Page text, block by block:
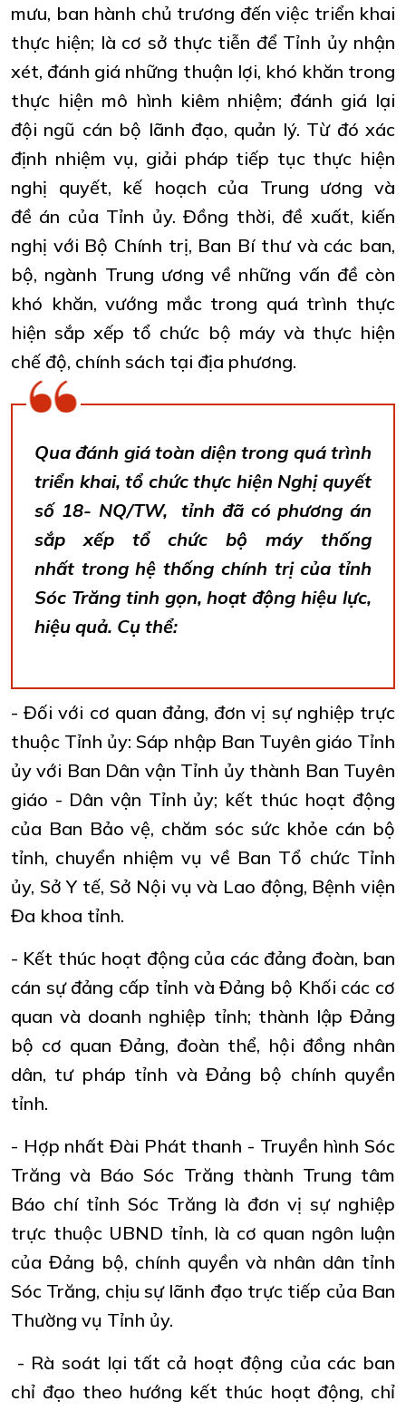
mưu, ban hành chủ trương đến việc triển khai
thực hiện; là cơ sở thực tiễn để Tỉnh ủy nhận
xét, đánh giá những thuận lợi, khó khăn trong
thực hiện mô hình kiêm nhiệm; đánh giá lại
đội ngũ cán bộ lãnh đạo, quản lý. Từ đó xác
định nhiệm vụ, giải pháp tiếp tục thực hiện
nghị quyết, kế hoạch của Trung ương và
đề án của Tỉnh ủy. Đồng thời, đề xuất, kiến
nghị với Bộ Chính trị, Ban Bí thư và các ban,
bộ, ngành Trung ương về những vấn đề còn
khó khăn, vướng mắc trong quá trình thực
hiện sắp xếp tổ chức bộ máy và thực hiện
chế độ, chính sách tại địa phương.
Qua đánh giá toàn diện trong quá trình
triển khai, tổ chức thực hiện Nghị quyết
số 18- NQ/TW, tỉnh đã có phương án
sắp xếp tổ chức bộ máy thống
nhất trong hệ thống chính trị của tỉnh
Sóc Trăng tinh gọn, hoạt động hiệu lực,
hiệu quả. Cụ thể:
- Đối với cơ quan đảng, đơn vị sự nghiệp trực
thuộc Tỉnh ủy: Sáp nhập Ban Tuyên giáo Tỉnh
ủy với Ban Dân vận Tỉnh ủy thành Ban Tuyên
giáo - Dân vận Tỉnh ủy; kết thúc hoạt động
của Ban Bảo vệ, chăm sóc sức khỏe cán bộ
tỉnh, chuyển nhiệm vụ về Ban Tổ chức Tỉnh
ủy, Sở Y tế, Sở Nội vụ và Lao động, Bệnh viện
Đa khoa tỉnh.
- Kết thúc hoạt động của các đảng đoàn, ban
cán sự đảng cấp tỉnh và Đảng bộ Khối các cơ
quan và doanh nghiệp tỉnh; thành lập Đảng
bộ cơ quan Đảng, đoàn thể, hội đồng nhân
dân, tư pháp tỉnh và Đảng bộ chính quyền
tỉnh.
- Hợp nhất Đài Phát thanh - Truyền hình Sóc
Trăng và Báo Sóc Trăng thành Trung tâm
Báo chí tỉnh Sóc Trăng là đơn vị sự nghiệp
trực thuộc UBND tỉnh, là cơ quan ngôn luận
của Đảng bộ, chính quyền và nhân dân tỉnh
Sóc Trăng, chịu sự lãnh đạo trực tiếp của Ban
Thường vụ Tỉnh ủy.
- Rà soát lại tất cả hoạt động của các ban
chỉ đạo theo hướng kết thúc hoạt động, chỉ